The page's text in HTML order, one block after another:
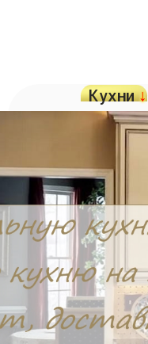
Кухни↓